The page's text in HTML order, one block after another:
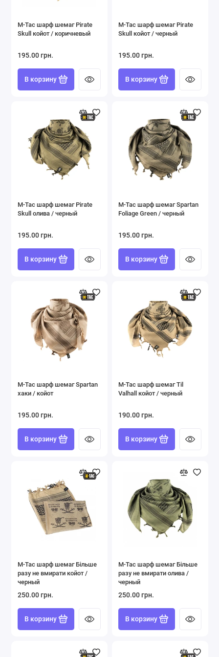
M-Tac шарф шемаг Pirate
Skull койот / коричневый
195.00 грн.
В корзину
M-Tac шарф шемаг Pirate
Skull койот / черный
195.00 грн.
В корзину
M-Tac шарф шемаг Pirate
Skull олива / черный
195.00 грн.
В корзину
M-Tac шарф шемаг Spartan
Foliage Green / черный
195.00 грн.
В корзину
M-Tac шарф шемаг Spartan
хаки / койот
195.00 грн.
В корзину
M-Tac шарф шемаг Til
Valhall койот / черный
190.00 грн.
В корзину
M-Tac шарф шемаг Більше
разу не вмирати койот /
черный
250.00 грн.
В корзину
M-Tac шарф шемаг Більше
разу не вмирати олива /
черный
250.00 грн.
В корзину